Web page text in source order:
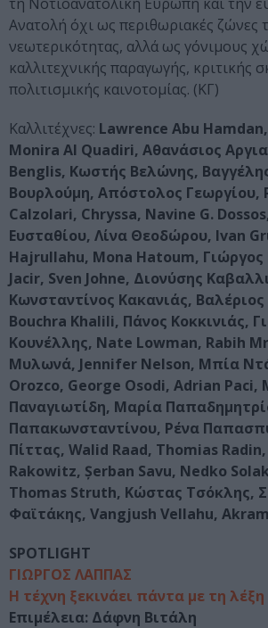
Ανατολή όχι ως περιθωριακές ζώνες
νεωτερικότητας, αλλά ως γόνιμους
καλλιτεχνικής παραγωγής, κριτικής
πολιτισμικής καινοτομίας. (KΓ)
Kαλλιτέχνες: Lawrence Abu
Monira Al Quadiri, Αθανάσιος
Benglis, Κωστής Βελώνης,
Βουρλούμη, Απόστολος Γεωργίου,
Calzolari, Chryssa, Navine G.
Ευσταθίου, Λίνα Θεοδώρου, Ivan
Hajrullahu, Mona Hatoum, Γιώργος
Jacir, Sven Johne, Διονύσης
Κωνσταντίνος Κακανιάς,
Bouchra Khalili, Πάνος Κοκκινιάς,
Κουνέλλης, Nate Lowman, Rabih
Μυλωνά, Jennifer Nelson, Μπία
Orozco, George Osodi, Adrian Paci,
Παναγιωτίδη, Μαρία
Παπακωνσταντίνου, Ρένα
Πίττας, Walid Raad, Thomias
Rakowitz, Șerban Savu, Nedko
Thomas Struth, Κώστας Τσόκλης,
Φαϊτάκης, Vangjush Vellahu,
SPOTLIGHT
ΓΙΩΡΓΟΣ ΛΑΠΠΑΣ
Η τέχνη ξεκινάει πάντα με τη
Επιμέλεια: Δάφνη Βιτάλη